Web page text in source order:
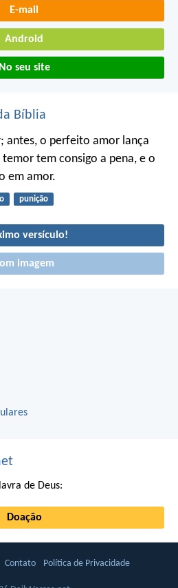
E-mail
Android
No seu site
Bíblia
antes, o perfeito amor lança
tem consigo a pena, e o
em amor.
punição
versículo!
imagem
de Deus:
Doação
Contato Política de Privacidade